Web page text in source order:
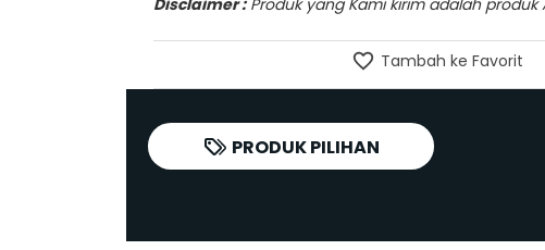
Tambah ke Favorit
PRODUK PILIHAN